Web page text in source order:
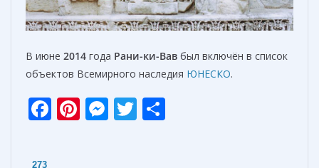
В июне 2014 года Рани-ки-Вав был включён в список
объектов Всемирного наследия ЮНЕСКО.
F Pi M T
273